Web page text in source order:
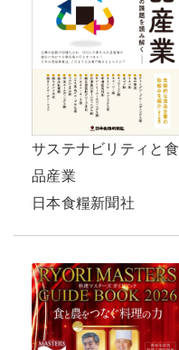
サステナビリティと食
品産業
日本食糧新聞社